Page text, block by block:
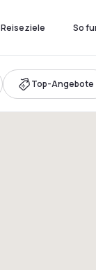
Reiseziele So
Top-Angebote